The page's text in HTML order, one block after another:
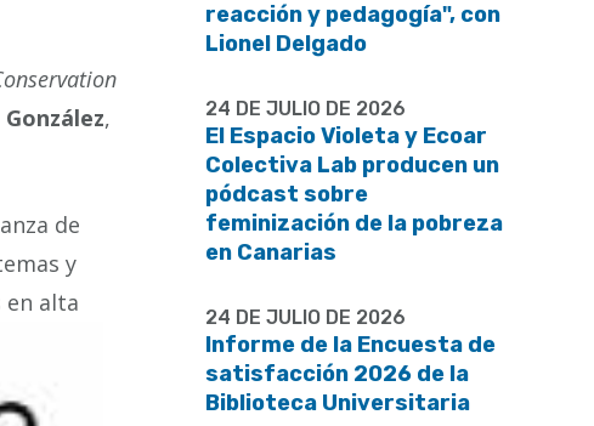
,
de
y
en alta
reacción y pedagogía", con
Lionel Delgado
24 DE JULIO DE 2026
El Espacio Violeta y Ecoar
Colectiva Lab producen un
pódcast sobre
feminización de la pobreza
en Canarias
24 DE JULIO DE 2026
Informe de la Encuesta de
satisfacción 2026 de la
Biblioteca Universitaria